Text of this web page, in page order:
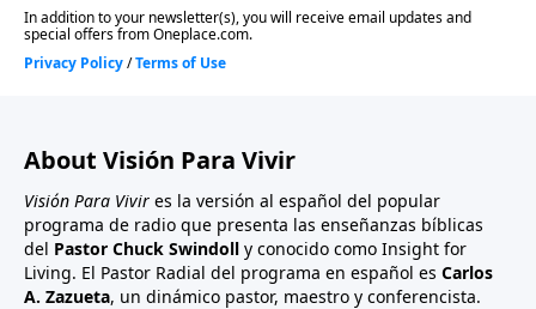
About Visión Para Vivir
Visión Para Vivir es la versión al español del popular
programa de radio que presenta las enseñanzas bíblicas
del Pastor Chuck Swindoll y conocido como Insight for
Living. El Pastor Radial del programa en español es Carlos
A. Zazueta, un dinámico pastor, maestro y conferencista.